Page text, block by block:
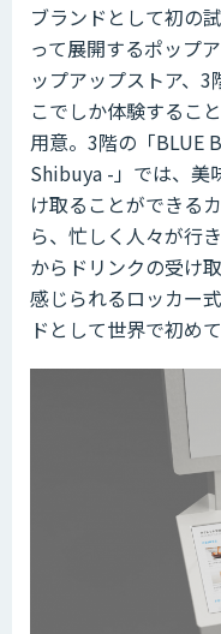
ブランドとして初の
って展開するポップ
ップアップストア、
こでしか体験するこ
用意。3階の「BLUE
Shibuya -」では、美
け取ることができる
ら、忙しく人々が行
からドリンクの受け
感じられるロッカー
ドとして世界で初め